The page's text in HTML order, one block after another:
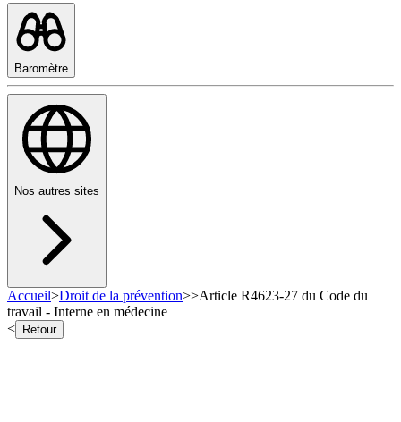
Baromètre
Nos autres sites
Accueil>Droit de la prévention>>Article R4623-27 du Code du
travail - Interne en médecine
<
Retour